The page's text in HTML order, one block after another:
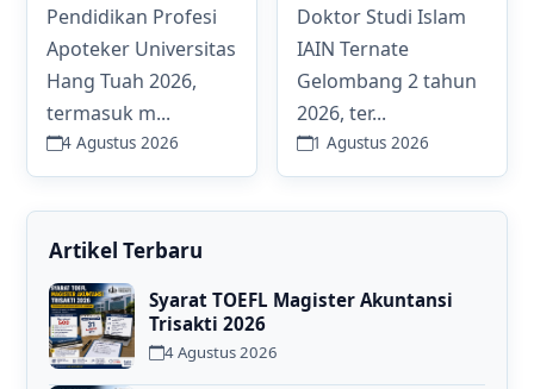
Pendidikan Profesi
Apoteker Universitas
Hang Tuah 2026,
termasuk m...
4 Agustus 2026
Doktor Studi Islam
IAIN Ternate
Gelombang 2 tahun
2026, ter...
1 Agustus 2026
Artikel Terbaru
Syarat TOEFL Magister Akuntansi
Trisakti 2026
4 Agustus 2026